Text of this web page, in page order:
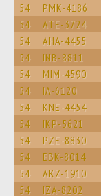
54 PMK-4186
54 ATE-3724
54 AHA-4455
54 INB-8811
54 MIM-4590
54 IA-6120
54 KNE-4454
54 IKP-5621
54 PZE-8830
54 EBK-8014
54 AKZ-1910
54 IZA-8202